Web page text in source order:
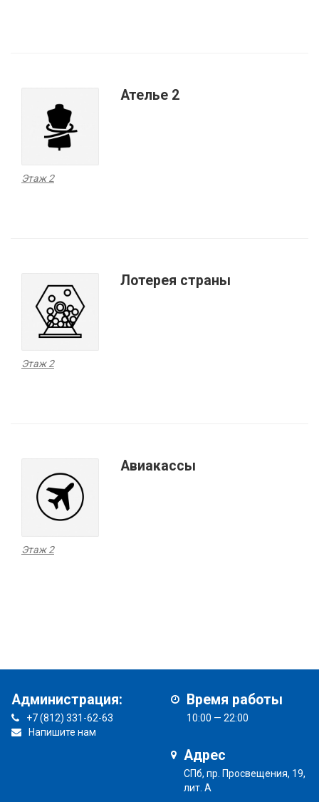
Ателье 2
Этаж 2
Лотерея страны
Этаж 2
Авиакассы
Этаж 2
Администрация:
+7 (812) 331-62-63
Напишите нам
Время работы
10:00 — 22:00
Адрес
СПб, пр. Просвещения, 19,
лит. А